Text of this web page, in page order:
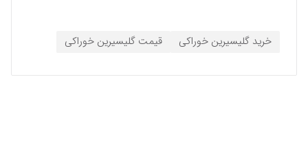
خرید گلیسیرین خوراکی قیمت گلیسیرین خوراکی